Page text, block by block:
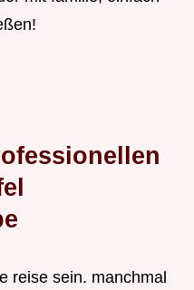
reise sein. manchmal